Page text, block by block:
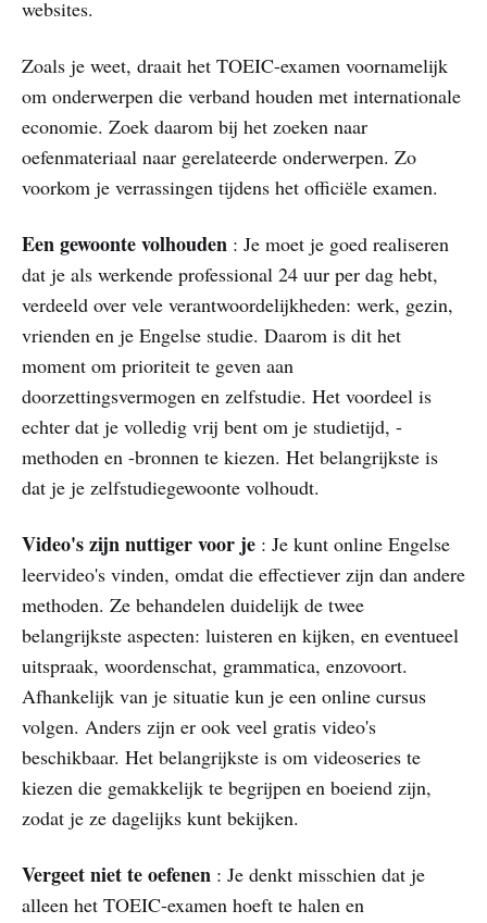
websites.
Zoals je weet, draait het TOEIC-examen voornamelijk
om onderwerpen die verband houden met internationale
economie. Zoek daarom bij het zoeken naar
oefenmateriaal naar gerelateerde onderwerpen. Zo
voorkom je verrassingen tijdens het officiële examen.
Een gewoonte volhouden : Je moet je goed realiseren
dat je als werkende professional 24 uur per dag hebt,
verdeeld over vele verantwoordelijkheden: werk, gezin,
vrienden en je Engelse studie. Daarom is dit het
moment om prioriteit te geven aan
doorzettingsvermogen en zelfstudie. Het voordeel is
echter dat je volledig vrij bent om je studietijd, -
methoden en -bronnen te kiezen. Het belangrijkste is
dat je je zelfstudiegewoonte volhoudt.
Video's zijn nuttiger voor je : Je kunt online Engelse
leervideo's vinden, omdat die effectiever zijn dan andere
methoden. Ze behandelen duidelijk de twee
belangrijkste aspecten: luisteren en kijken, en eventueel
uitspraak, woordenschat, grammatica, enzovoort.
Afhankelijk van je situatie kun je een online cursus
volgen. Anders zijn er ook veel gratis video's
beschikbaar. Het belangrijkste is om videoseries te
kiezen die gemakkelijk te begrijpen en boeiend zijn,
zodat je ze dagelijks kunt bekijken.
Vergeet niet te oefenen : Je denkt misschien dat je
alleen het TOEIC-examen hoeft te halen en